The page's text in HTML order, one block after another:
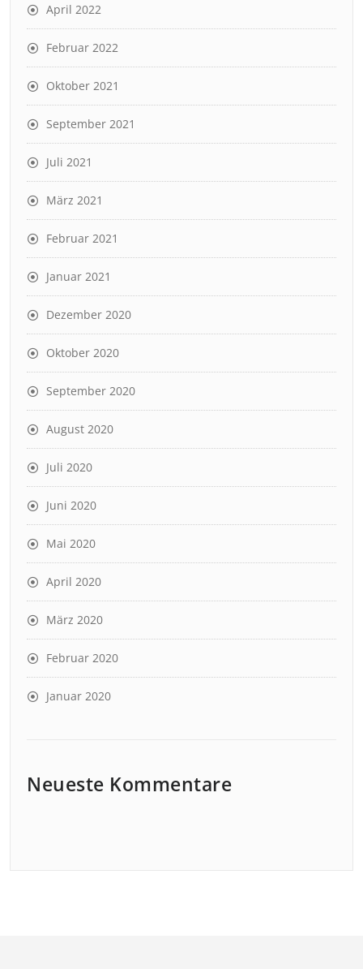
April 2022
Februar 2022
Oktober 2021
September 2021
Juli 2021
März 2021
Februar 2021
Januar 2021
Dezember 2020
Oktober 2020
September 2020
August 2020
Juli 2020
Juni 2020
Mai 2020
April 2020
März 2020
Februar 2020
Januar 2020
Neueste Kommentare